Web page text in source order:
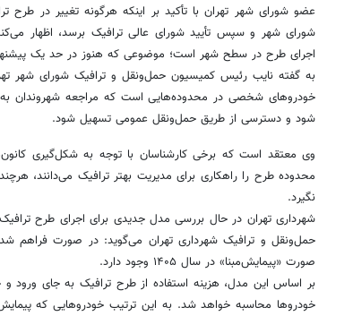
عضو شورای شهر تهران با تأکید بر اینکه هرگونه تغییر در
شورای شهر و سپس تأیید شورای عالی ترافیک برسد، اظهار
اجرای طرح در سطح شهر است؛ موضوعی که هنوز در حد یک
به گفته نایب رئیس کمیسیون حمل‌ونقل و ترافیک شورای شهر
خودروهای شخصی در محدوده‌هایی است که مراجعه شهروندان به
شود و دسترسی از طریق حمل‌ونقل عمومی تسهیل شود.
وی معتقد است که برخی کارشناسان با توجه به شکل‌گیری
محدوده طرح را راهکاری برای مدیریت بهتر ترافیک می‌دانند،
نگیرد.
شهرداری تهران در حال بررسی مدل جدیدی برای اجرای طرح
حمل‌ونقل و ترافیک شهرداری تهران می‌گوید: در صورت فراهم
صورت «پیمایش‌مبنا» در سال ۱۴۰۵ وجود دارد.
بر اساس این مدل، هزینه استفاده از طرح ترافیک به جای ورود
خودروها محاسبه خواهد شد. به این ترتیب خودروهایی که